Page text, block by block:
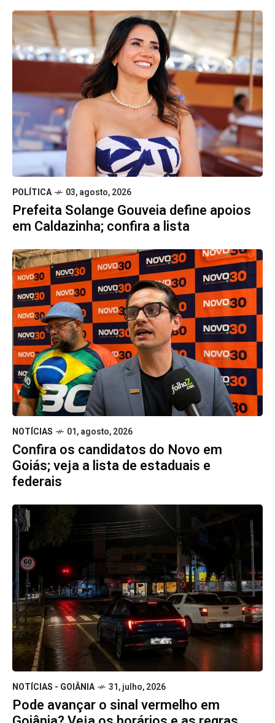
POLÍTICA 03, agosto, 2026
Prefeita Solange Gouveia define apoios
em Caldazinha; confira a lista
NOTÍCIAS 01, agosto, 2026
Confira os candidatos do Novo em
Goiás; veja a lista de estaduais e
federais
NOTÍCIAS - GOIÂNIA 31, julho, 2026
Pode avançar o sinal vermelho em